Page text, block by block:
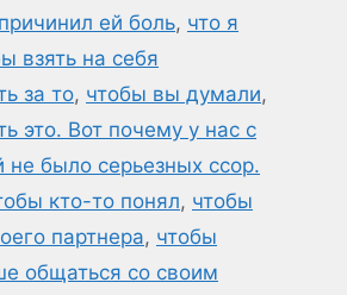
ей боль, что я
взять на себя
за то, чтобы вы думали,
это. Вот почему у нас с
было серьезных ссор.
кто-то понял, чтобы
партнера, чтобы
общаться со своим